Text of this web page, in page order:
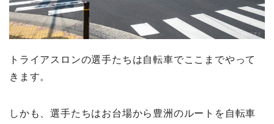
トライアスロンの選手たちは自転車でここまでやって
きます。
しかも、選手たちはお台場から豊洲のルートを自転車